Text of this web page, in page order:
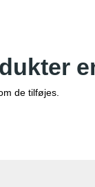
de tilføjes.